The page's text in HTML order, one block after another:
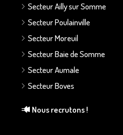
Secteur Ailly sur Somme
Secteur Poulainville
Secteur Moreuil
Secteur Baie de Somme
Secteur Aumale
Secteur Boves
Nous recrutons !